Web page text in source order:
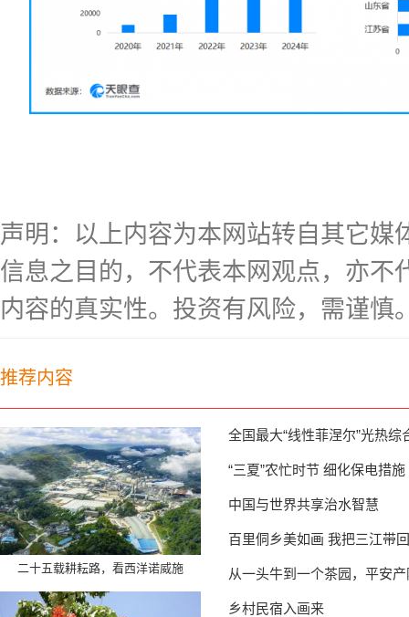
声明：以上内容为本网站转自其它媒
信息之目的，不代表本网观点，亦不
内容的真实性。投资有风险，需谨慎
推荐内容
二十五载耕耘路，看西洋诺威施
全国最大“线性菲涅尔”光热
“三夏”农忙时节 细化保电措施
中国与世界共享治水智慧
百里侗乡美如画 我把三江带
从一头牛到一个茶园，平安
乡村民宿入画来